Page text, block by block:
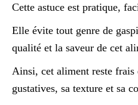
Cette astuce est pratique,
Elle évite tout genre de
qualité et la saveur de cet
Ainsi, cet aliment reste frais
gustatives, sa texture et sa